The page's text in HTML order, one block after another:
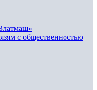
с общественностью